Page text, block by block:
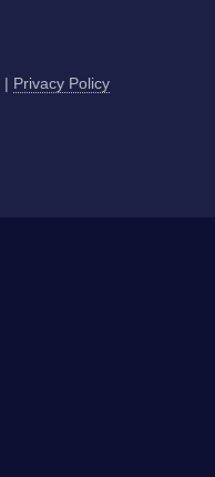
| Privacy Policy